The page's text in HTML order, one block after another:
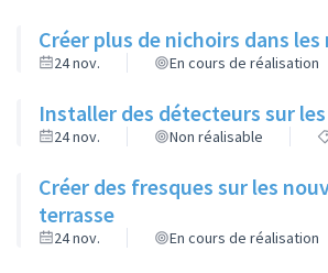
Créer plus de nichoirs
24 nov. En cours de réalisation
Installer des détecteurs sur
24 nov. Non réalisable
Créer des fresques sur les
terrasse
24 nov. En cours de réalisation